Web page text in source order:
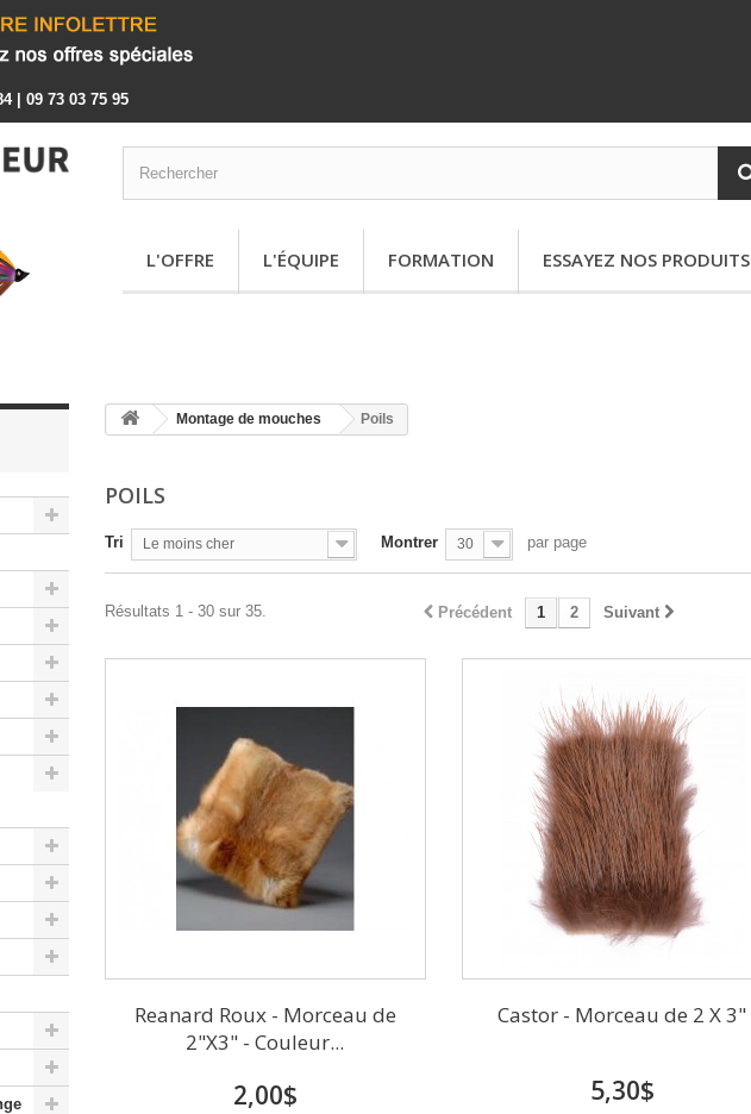
| 09 73 03 75 95
L'OFFRE L'ÉQUIPE FORMATION ESSAYEZ NOS PRODUITS
Montage de mouches Poils
POILS
Tri Le moins cher Montrer 30 par page
Précédent 1 2 Suivant
Résultats 1 - 30 sur 35.
Reanard Roux - Morceau de
2"X3" - Couleur...
2,00$
Castor - Morceau de 2 X 3"
5,30$